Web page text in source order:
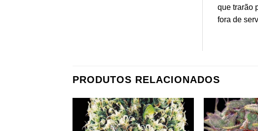
que trarão
fora de
PRODUTOS RELACIONADOS